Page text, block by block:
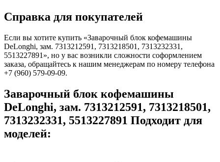
Справка для покупателей
Если вы хотите купить «Заварочный блок кофемашины
DeLonghi, зам. 7313212591, 7313218501, 7313232331,
5513227891», но у вас возникли сложности соформлением
заказа, обращайтесь к нашим менеджерам по номеру телефона
+7 (960) 579-09-09.
Заварочный блок кофемашины
DeLonghi, зам. 7313212591, 7313218501,
7313232331, 5513227891 Подходит для
моделей: